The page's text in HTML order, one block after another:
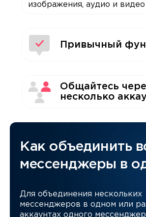
изображения, аудио и видео
Привычный
Общайтесь
несколько
Как объединить
мессенджеры в
Для объединения нескольких
мессенджеров в одном или
аккаунтах одного